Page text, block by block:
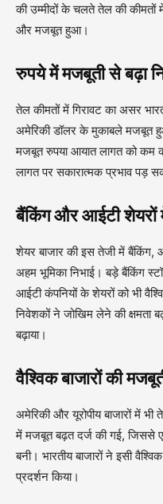
की उम्मीदों के चलते तेल की कीमतों
और मजबूत हुआ।
रुपये में मजबूती से बढ़ा
तेल कीमतों में गिरावट का असर
अमेरिकी डॉलर के मुकाबले मजबूत
मजबूत रुपया आयात लागत को कम
लागत पर सकारात्मक प्रभाव पड़
बैंकिंग और आईटी शेयरों
शेयर बाजार की इस तेजी में बैंकिंग,
अहम भूमिका निभाई। बड़े बैंकिंग
आईटी कंपनियों के शेयरों को भी
निवेशकों ने जोखिम लेने की
बढ़ाया।
वैश्विक बाजारों की
अमेरिकी और यूरोपीय बाजारों में भी
में मजबूत बढ़त दर्ज की गई, जिससे
बनी। भारतीय बाजारों ने इसी
प्रदर्शन किया।